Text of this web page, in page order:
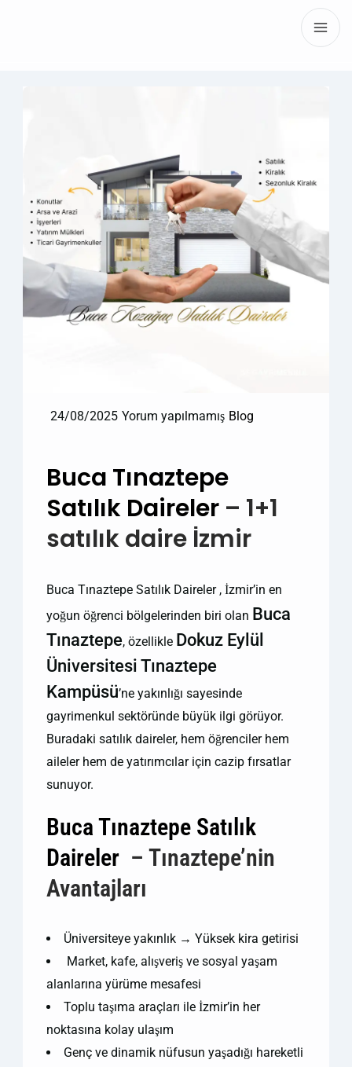
24/08/2025 Yorum yapılmamış Blog
Buca Tınaztepe
Satılık Daireler – 1+1
satılık daire İzmir
Buca Tınaztepe Satılık Daireler , İzmir’in en
yoğun öğrenci bölgelerinden biri olan Buca
Tınaztepe, özellikle Dokuz Eylül
Üniversitesi Tınaztepe
Kampüsü’ne yakınlığı sayesinde
gayrimenkul sektöründe büyük ilgi görüyor.
Buradaki satılık daireler, hem öğrenciler hem
aileler hem de yatırımcılar için cazip fırsatlar
sunuyor.
Buca Tınaztepe Satılık
Daireler – Tınaztepe’nin
Avantajları
Üniversiteye yakınlık → Yüksek kira getirisi
️ Market, kafe, alışveriş ve sosyal yaşam
alanlarına yürüme mesafesi
Toplu taşıma araçları ile İzmir’in her
noktasına kolay ulaşım
Genç ve dinamik nüfusun yaşadığı hareketli